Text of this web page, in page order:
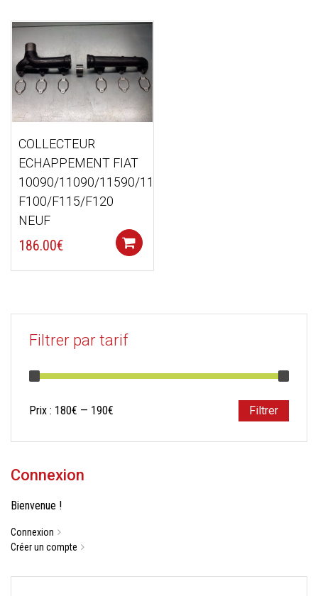
COLLECTEUR
ECHAPPEMENT FIAT
10090/11090/11590/1180
F100/F115/F120
NEUF
186.00€
Filtrer par tarif
Prix
Prix
Filtrer
Prix : 180€ — 190€
Connexion
Bienvenue !
Connexion
Créer un compte